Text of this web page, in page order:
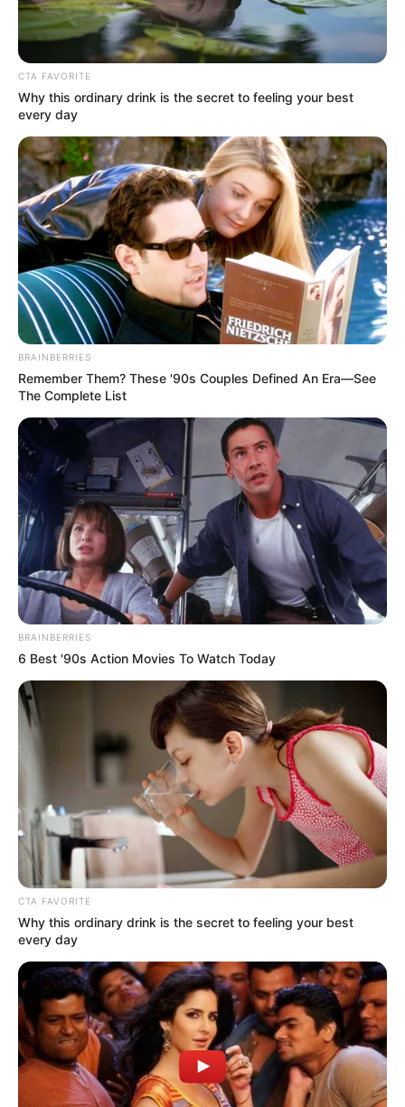
ΤΑΥΤΟΤΗΤΑ ΚΑΙ ΕΠΙΚΟΙΝΩΝΙΑ ΟΡΟΙ ΧΡΗΣΗΣ
CTA FAVORITE
Why this ordinary drink is the secret to feeling your best
every day
BRAINBERRIES
Remember Them? These '90s Couples Defined An Era—See
The Complete List
BRAINBERRIES
6 Best '90s Action Movies To Watch Today
CTA FAVORITE
Why this ordinary drink is the secret to feeling your best
every day